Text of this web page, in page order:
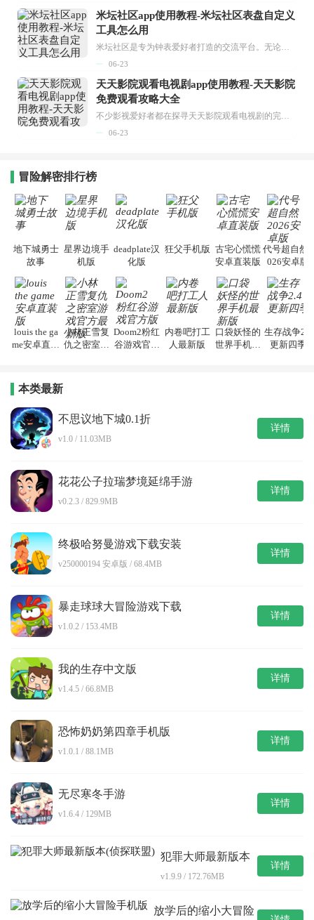
米坛社区app使用教程-米坛社区表盘自定义
工具怎么用
06-23
天天影院观看电视剧app使用教程-天天影院
免费观看攻略大全
06-23
冒险解密排行榜
地下城勇士
故事
星界边境手
机版
deadplate汉
化版
狂父手机版 古宅心慌慌
安卓直装版
代号超自然2
026安卓版
louis the ga
me安卓直装
小林正雪复
仇之密室游
Doom2粉红
谷游戏官方
内卷吧打工
人最新版
口袋妖怪的
世界手机最
生存战争2.4
更新四季
本类最新
不思议地下城0.1折
v1.0 / 11.03MB
详情
花花公子拉瑞梦境延绵手游
v0.2.3 / 829.9MB
详情
终极哈努曼游戏下载安装
v250000194 安卓版 / 68.4MB
详情
暴走球球大冒险游戏下载
v1.0.2 / 153.4MB
详情
我的生存中文版
v1.4.5 / 66.8MB
详情
恐怖奶奶第四章手机版
v1.0.1 / 88.1MB
详情
无尽寒冬手游
v1.6.4 / 129MB
详情
犯罪大师最新版本
v1.9.9 / 172.76MB
详情
放学后的缩小大冒险